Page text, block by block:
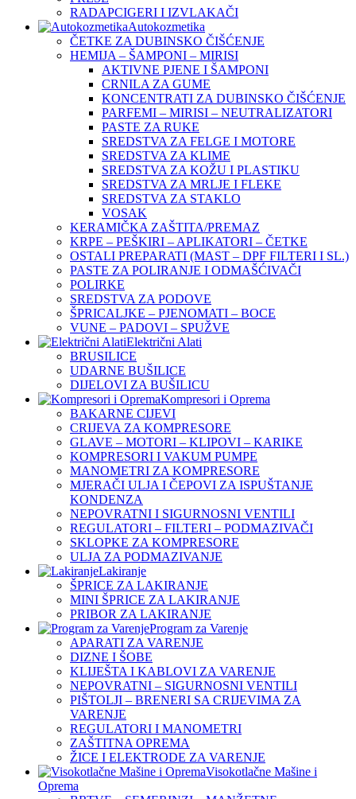
RADAPCIGERI I IZVLAKAČI
Autokozmetika
ČETKE ZA DUBINSKO ČIŠĆENJE
HEMIJA – ŠAMPONI – MIRISI
AKTIVNE PJENE I ŠAMPONI
CRNILA ZA GUME
KONCENTRATI ZA DUBINSKO ČIŠĆENJE
PARFEMI – MIRISI – NEUTRALIZATORI
PASTE ZA RUKE
SREDSTVA ZA FELGE I MOTORE
SREDSTVA ZA KLIME
SREDSTVA ZA KOŽU I PLASTIKU
SREDSTVA ZA MRLJE I FLEKE
SREDSTVA ZA STAKLO
VOSAK
KERAMIČKA ZAŠTITA/PREMAZ
KRPE – PEŠKIRI – APLIKATORI – ČETKE
OSTALI PREPARATI (MAST – DPF FILTERI I SL.)
PASTE ZA POLIRANJE I ODMAŠĆIVAČI
POLIRKE
SREDSTVA ZA PODOVE
ŠPRICALJKE – PJENOMATI – BOCE
VUNE – PADOVI – SPUŽVE
Električni Alati
BRUSILICE
UDARNE BUŠILICE
DIJELOVI ZA BUŠILICU
Kompresori i Oprema
BAKARNE CIJEVI
CRIJEVA ZA KOMPRESORE
GLAVE – MOTORI – KLIPOVI – KARIKE
KOMPRESORI I VAKUM PUMPE
MANOMETRI ZA KOMPRESORE
MJERAČI ULJA I ČEPOVI ZA ISPUŠTANJE
KONDENZA
NEPOVRATNI I SIGURNOSNI VENTILI
REGULATORI – FILTERI – PODMAZIVAČI
SKLOPKE ZA KOMPRESORE
ULJA ZA PODMAZIVANJE
Lakiranje
ŠPRICE ZA LAKIRANJE
MINI ŠPRICE ZA LAKIRANJE
PRIBOR ZA LAKIRANJE
Program za Varenje
APARATI ZA VARENJE
DIZNE I ŠOBE
KLIJEŠTA I KABLOVI ZA VARENJE
NEPOVRATNI – SIGURNOSNI VENTILI
PIŠTOLJI – BRENERI SA CRIJEVIMA ZA
VARENJE
REGULATORI I MANOMETRI
ZAŠTITNA OPREMA
ŽICE I ELEKTRODE ZA VARENJE
Visokotlačne Mašine i
Oprema